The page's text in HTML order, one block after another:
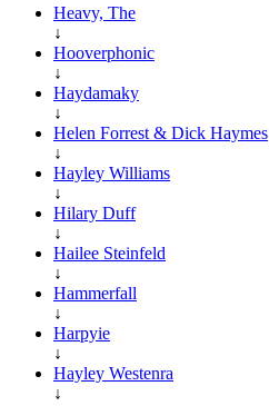
Heavy, The
↓
Hooverphonic
↓
Haydamaky
↓
Helen Forrest & Dick Haymes
↓
Hayley Williams
↓
Hilary Duff
↓
Hailee Steinfeld
↓
Hammerfall
↓
Harpyie
↓
Hayley Westenra
↓